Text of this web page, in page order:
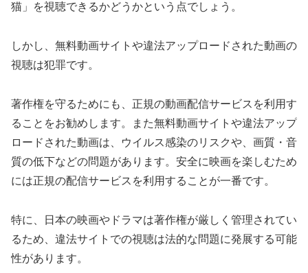
猫」を視聴できるかどうかという点でしょう。
しかし、無料動画サイトや違法アップロードされた動画の
視聴は犯罪です。
著作権を守るためにも、正規の動画配信サービスを利用す
ることをお勧めします。また無料動画サイトや違法アップ
ロードされた動画は、ウイルス感染のリスクや、画質・音
質の低下などの問題があります。安全に映画を楽しむため
には正規の配信サービスを利用することが一番です。
特に、日本の映画やドラマは著作権が厳しく管理されてい
るため、違法サイトでの視聴は法的な問題に発展する可能
性があります。